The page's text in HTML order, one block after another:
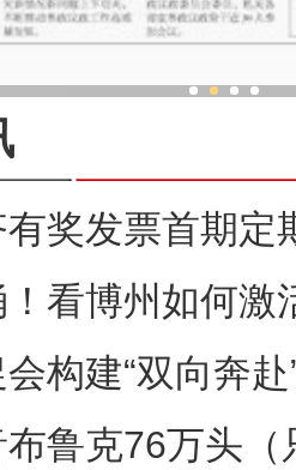
奖发票首期定
！看博州如何
构建“双向奔
鲁克76万头